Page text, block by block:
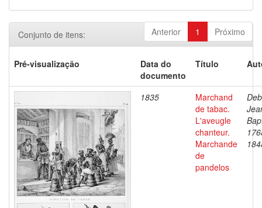
Anterior 1 Próximo
Conjunto de itens:
Pré-visualização
Data do
documento
Título
1835
Marchand
de tabac.
L'aveugle
chanteur.
Marchande
de
pandelos